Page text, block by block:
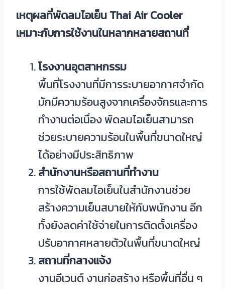
เหตุผลที่พัดลมไอเย็น Thai Air Cooler
เหมาะกับการใช้งานในหลากหลายสถานที่
โรงงานอุตสาหกรรม
พื้นที่โรงงานที่มีการระบายอากาศจำกัด
มักมีความร้อนสูงจากเครื่องจักรและการ
ทำงานต่อเนื่อง พัดลมไอเย็นสามารถ
ช่วยระบายความร้อนในพื้นที่ขนาดใหญ่
ได้อย่างมีประสิทธิภาพ
สำนักงานหรือสถานที่ทำงาน
การใช้พัดลมไอเย็นในสำนักงานช่วย
สร้างความเย็นสบายให้กับพนักงาน อีก
ทั้งยังลดค่าใช้จ่ายในการติดตั้งเครื่อง
ปรับอากาศหลายตัวในพื้นที่ขนาดใหญ่
สถานที่กลางแจ้ง
งานอีเวนต์ งานก่อสร้าง หรือพื้นที่อื่น ๆ